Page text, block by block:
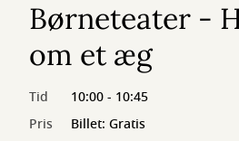
Børneteater -
om et æg
Tid
10:00 - 10:45
Pris
Billet: Gratis